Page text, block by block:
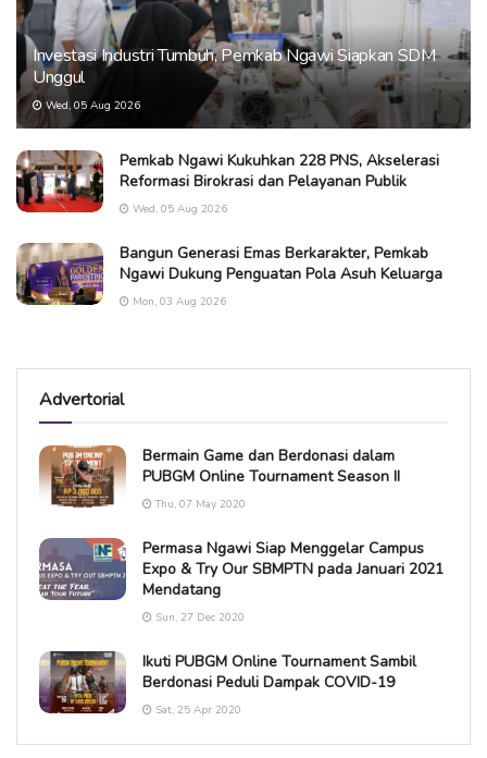
Investasi Industri Tumbuh, Pemkab Ngawi Siapkan SDM
Unggul
Wed, 05 Aug 2026
Pemkab Ngawi Kukuhkan 228 PNS, Akselerasi
Reformasi Birokrasi dan Pelayanan Publik
Wed, 05 Aug 2026
Bangun Generasi Emas Berkarakter, Pemkab
Ngawi Dukung Penguatan Pola Asuh Keluarga
Mon, 03 Aug 2026
Advertorial
Bermain Game dan Berdonasi dalam
PUBGM Online Tournament Season II
Thu, 07 May 2020
Permasa Ngawi Siap Menggelar Campus
Expo & Try Our SBMPTN pada Januari 2021
Mendatang
Sun, 27 Dec 2020
Ikuti PUBGM Online Tournament Sambil
Berdonasi Peduli Dampak COVID-19
Sat, 25 Apr 2020